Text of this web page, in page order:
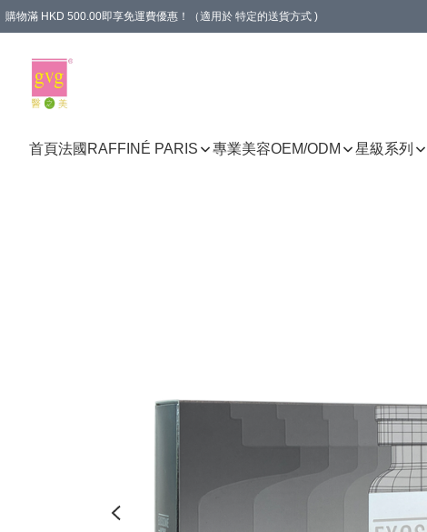
購物滿 HKD 500.00即享免運費優惠！（適用於 特定的送貨方式 )
首頁法國RAFFINÉ PARIS 專業美容OEM/ODM 星級系列